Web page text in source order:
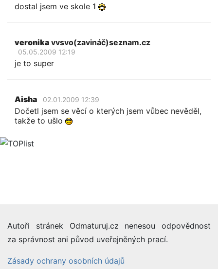
dostal jsem ve skole 1
veronika vvsvo(zavináč)seznam.cz
05.05.2009 12:19
je to super
Aisha 02.01.2009 12:39
Dočetl jsem se věcí o kterých jsem vůbec nevěděl,
takže to ušlo
Autoři stránek Odmaturuj.cz nenesou odpovědnost
za správnost ani původ uveřejněných prací.
Zásady ochrany osobních údajů